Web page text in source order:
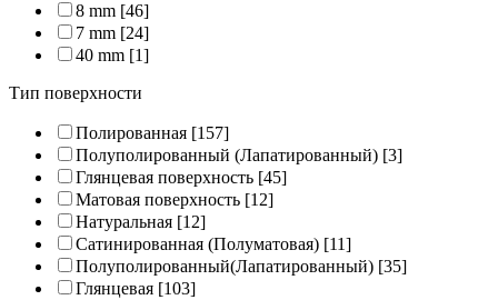
8 mm [46]
7 mm [24]
40 mm [1]
Тип поверхности
Полированная [157]
Полуполированный (Лапатированный) [3]
Глянцевая поверхность [45]
Матовая поверхность [12]
Натуральная [12]
Сатинированная (Полуматовая) [11]
Полуполированный(Лапатированный) [35]
Глянцевая [103]